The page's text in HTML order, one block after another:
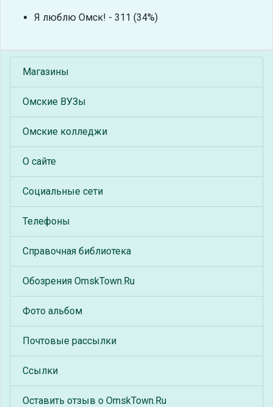
Я люблю Омск! - 311 (34%)
Магазины
Омские ВУЗы
Омские колледжи
О сайте
Социальные сети
Телефоны
Справочная библиотека
Обозрения OmskTown.Ru
Фото альбом
Почтовые рассылки
Ссылки
Оставить отзыв о OmskTown.Ru